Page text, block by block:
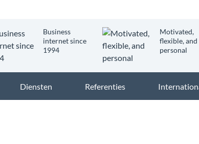
Business
internet since
1994
Motivated,
flexible, and
personal
Diensten Referenties